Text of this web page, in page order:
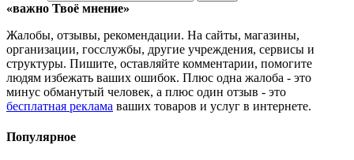
«важно Твоё мнение»
Жалобы, отзывы, рекомендации. На сайты, магазины,
организации, госслужбы, другие учреждения, сервисы и
структуры. Пишите, оставляйте комментарии, помогите
людям избежать ваших ошибок. Плюс одна жалоба - это
минус обманутый человек, а плюс один отзыв - это
бесплатная реклама ваших товаров и услуг в интернете.
Популярное